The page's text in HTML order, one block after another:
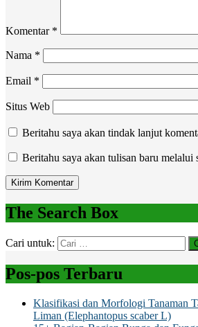
Komentar *
Nama *
Email *
Situs Web
Beritahu saya akan tindak lanjut
Beritahu saya akan tulisan baru melalui
The Search Box
Cari untuk:
Pos-pos Terbaru
Klasifikasi dan Morfologi Tanaman
Liman (Elephantopus scaber L)